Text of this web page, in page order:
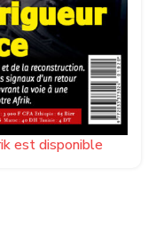
est disponible